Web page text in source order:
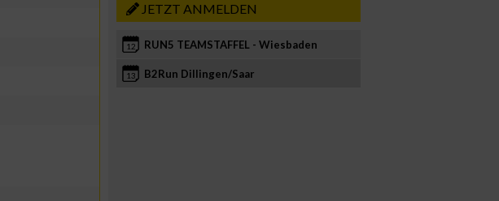
JETZT ANMELDEN
12 RUN5 TEAMSTAFFEL - Wiesbaden
13 B2Run Dillingen/Saar